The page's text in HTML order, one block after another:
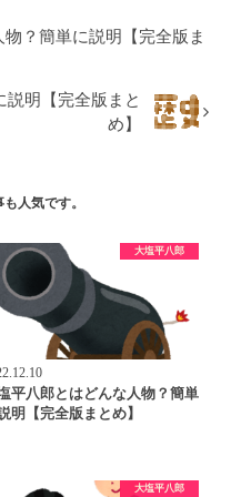
？簡単に説明【完全版ま
説明【完全版まと
め】
人気です。
大塩平八郎
平八郎とはどんな人物？簡単
明【完全版まとめ】
大塩平八郎